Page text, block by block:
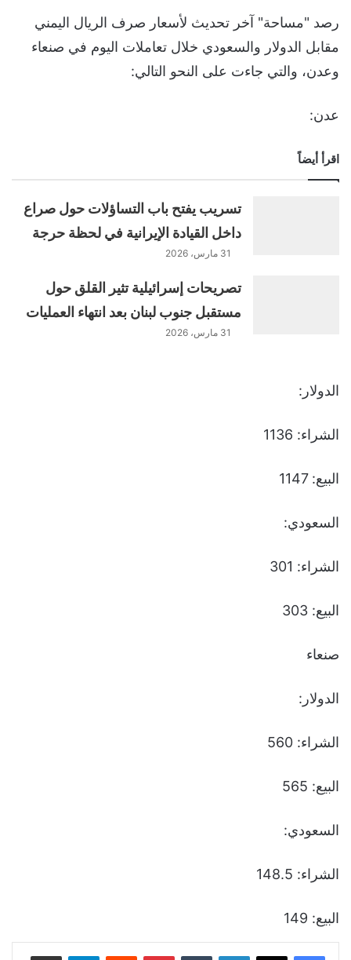
رصد "مساحة" آخر تحديث لأسعار صرف الريال اليمني
مقابل الدولار والسعودي خلال تعاملات اليوم في صنعاء
وعدن، والتي جاءت على النحو التالي:
عدن:
اقرأ أيضاً
تسريب يفتح باب التساؤلات حول صراع
داخل القيادة الإيرانية في لحظة حرجة
31 مارس، 2026
تصريحات إسرائيلية تثير القلق حول
مستقبل جنوب لبنان بعد انتهاء العمليات
31 مارس، 2026
الدولار:
الشراء: 1136
البيع: 1147
السعودي:
الشراء: 301
البيع: 303
صنعاء
الدولار:
الشراء: 560
البيع: 565
السعودي:
الشراء: 148.5
البيع: 149
لينكدإن بينتيريست